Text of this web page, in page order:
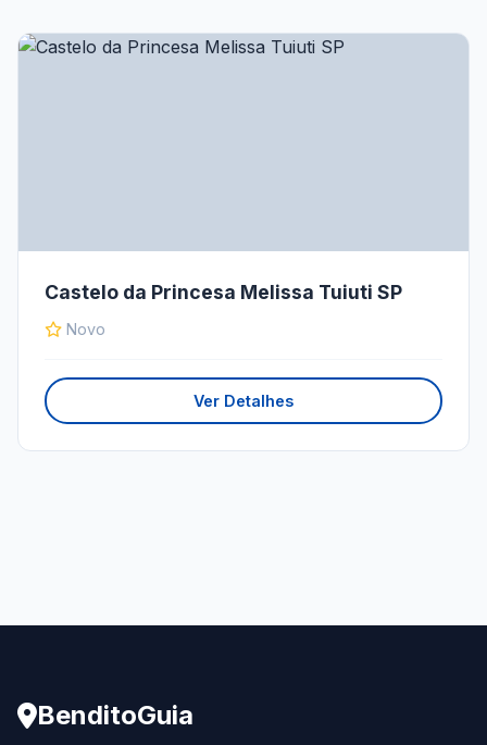
Castelo da Princesa Melissa Tuiuti SP
Novo
Ver Detalhes
BenditoGuia